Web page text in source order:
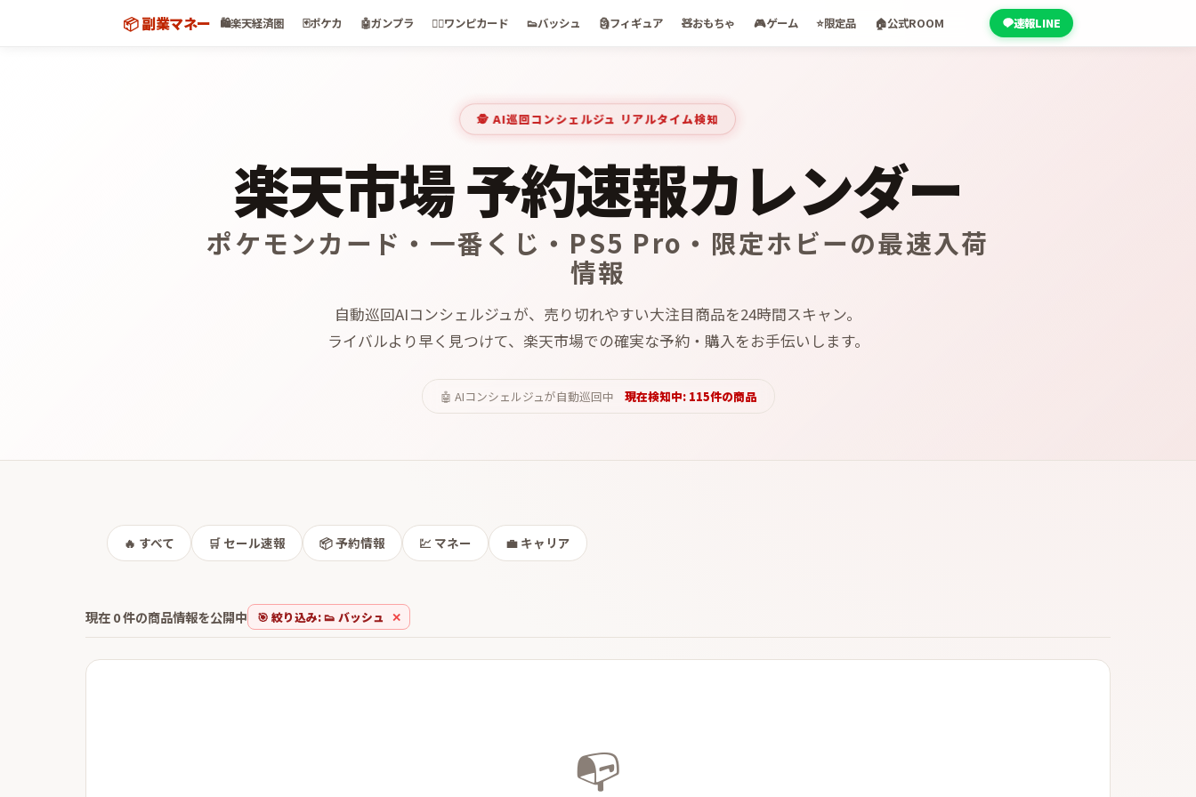
📦 副業マネー 🛍️楽天経済圏 🃏ポケカ 🤖ガンプラ 🏴‍☠️ワンピカード 👟バッシュ 🗿フィギュア 🧸おもちゃ 🎮ゲーム ⭐限定品 🏠公式ROOM 速報LINE
🕵️ AI巡回コンシェルジュ リアルタイム検知
楽天市場 予約速報カレンダー
ポケモンカード・一番くじ・PS5 Pro・限定ホビーの最速入荷
情報
自動巡回AIコンシェルジュが、売り切れやすい大注目商品を24時間スキャン。
ライバルより早く見つけて、楽天市場での確実な予約・購入をお手伝いします。
🤖 AIコンシェルジュが自動巡回中 現在検知中: 115件の商品
🔥 すべて 🛒 セール速報 📦予約情報 💹 マネー 💼 キャリア
現在0件の商品情報を公開中 🎯 絞り込み:👟 バッシュ ✕
📭